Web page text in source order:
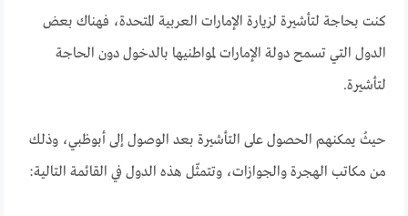
كنت بحاجة لتأشيرة لزيارة الإمارات العربية المتحدة، فهناك بعض
الدول التي تسمح دولة الإمارات لمواطنيها بالدخول دون الحاجة
لتأشيرة.
حيثُ يمكنهم الحصول على التأشيرة بعد الوصول إلى أبوظبي، وذلك
من مكاتب الهجرة والجوازات، وتتمثّل هذه الدول في القائمة التالية: